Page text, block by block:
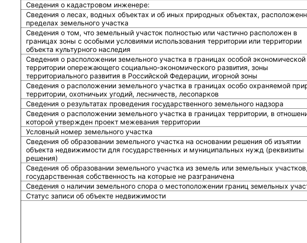
Сведения о кадастровом инженере:
Cведения о лесах, водных объектах и об иных природных объектах,
пределах земельного участка
Сведения о том, что земельный участок полностью или частично расположен в
границах зоны с особыми условиями использования территории или территории
объекта культурного наследия
Сведения о расположении земельного участка в границах особой
территории опережающего социально-экономического развития, зоны
территориального развития в Российской Федерации, игорной зоны
Сведения о расположении земельного участка в границах особо охраняемой
территории, охотничьих угодий, лесничеств, лесопарков
Сведения о результатах проведения государственного земельного надзора
Сведения о расположении земельного участка в границах территории, в
которой утвержден проект межевания территории
Условный номер земельного участка
Сведения об образовании земельного участка на основании решения об изъятии
объекта недвижимости для государственных и муниципальных нужд (реквизиты
решения)
Сведения об образовании земельного участка из земель или земельных участков,
государственная собственность на которые не разграничена
Сведения о наличии земельного спора о местоположении границ земельных
Статус записи об объекте недвижимости